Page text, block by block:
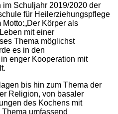
Schuljahr 2019/2020 der
für Heilerziehungspflege
Körper als
mit einer
Thema möglichst
es in den
enger Kooperation mit
bis hin zum Thema der
Religion, von basaler
des Kochens mit
umfassend